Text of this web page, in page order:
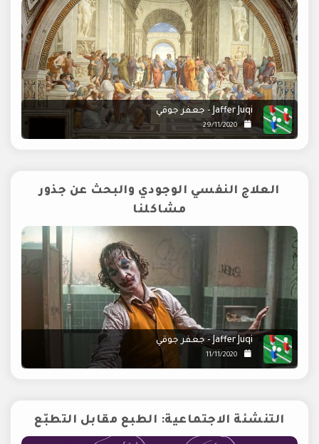
Jaffer Juqi - جعفر جوقي
29/11/2020
العلاج النفسي الوجودي والبحث عن جذور
مشاكلنا
Jaffer Juqi - جعفر جوقي
11/11/2020
التنشئة الاجتماعية: الطبع مقابل التطبّع